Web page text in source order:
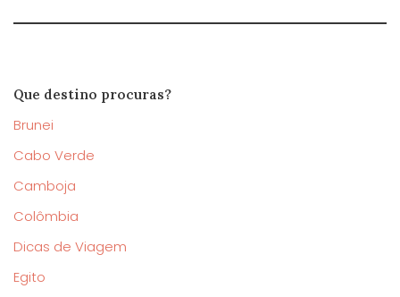
Que destino procuras?
Brunei
Cabo Verde
Camboja
Colômbia
Dicas de Viagem
Egito